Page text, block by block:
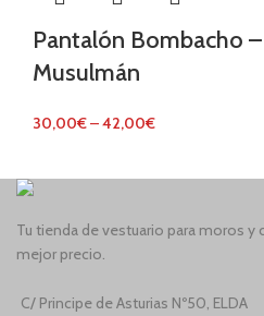
Pantalón Bombacho
Musulmán
30,00€–42,00€
Tu tienda de vestuario para moros
mejor precio.
C/ Principe de Asturias Nº50, ELDA